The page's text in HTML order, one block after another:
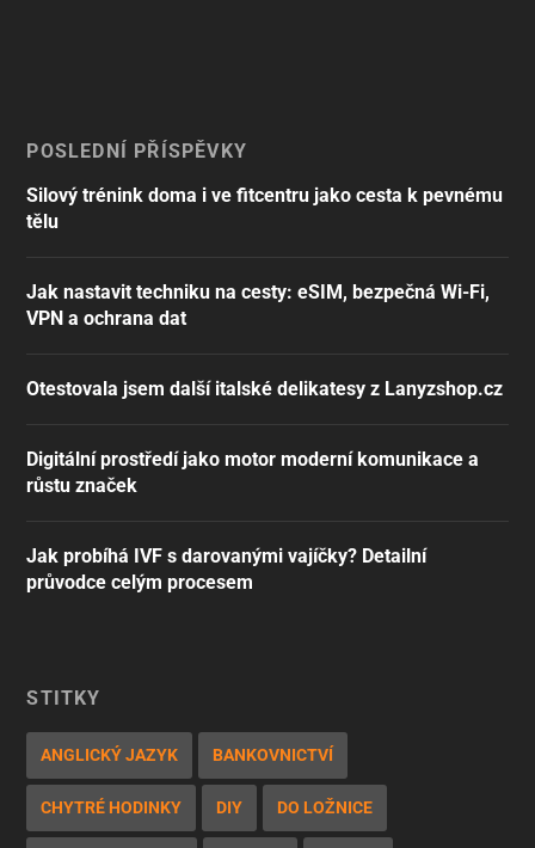
POSLEDNÍ PŘÍSPĚVKY
Silový trénink doma i ve fitcentru jako cesta k pevnému
tělu
Jak nastavit techniku na cesty: eSIM, bezpečná Wi-Fi,
VPN a ochrana dat
Otestovala jsem další italské delikatesy z Lanyzshop.cz
Digitální prostředí jako motor moderní komunikace a
růstu značek
Jak probíhá IVF s darovanými vajíčky? Detailní
průvodce celým procesem
ŠTÍTKY
ANGLICKÝ JAZYK BANKOVNICTVÍ
CHYTRÉ HODINKY DIY DO LOŽNICE